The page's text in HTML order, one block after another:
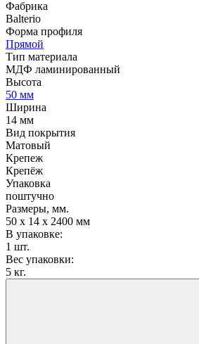
Фабрика
Balterio
Форма профиля
Прямой
Тип материала
МДФ ламинированный
Высота
50 мм
Ширина
14 мм
Вид покрытия
Матовый
Крепеж
Крепёж
Упаковка
поштучно
Размеры, мм.
50 х 14 х 2400 мм
В упаковке:
1 шт.
Вес упаковки:
5 кг.